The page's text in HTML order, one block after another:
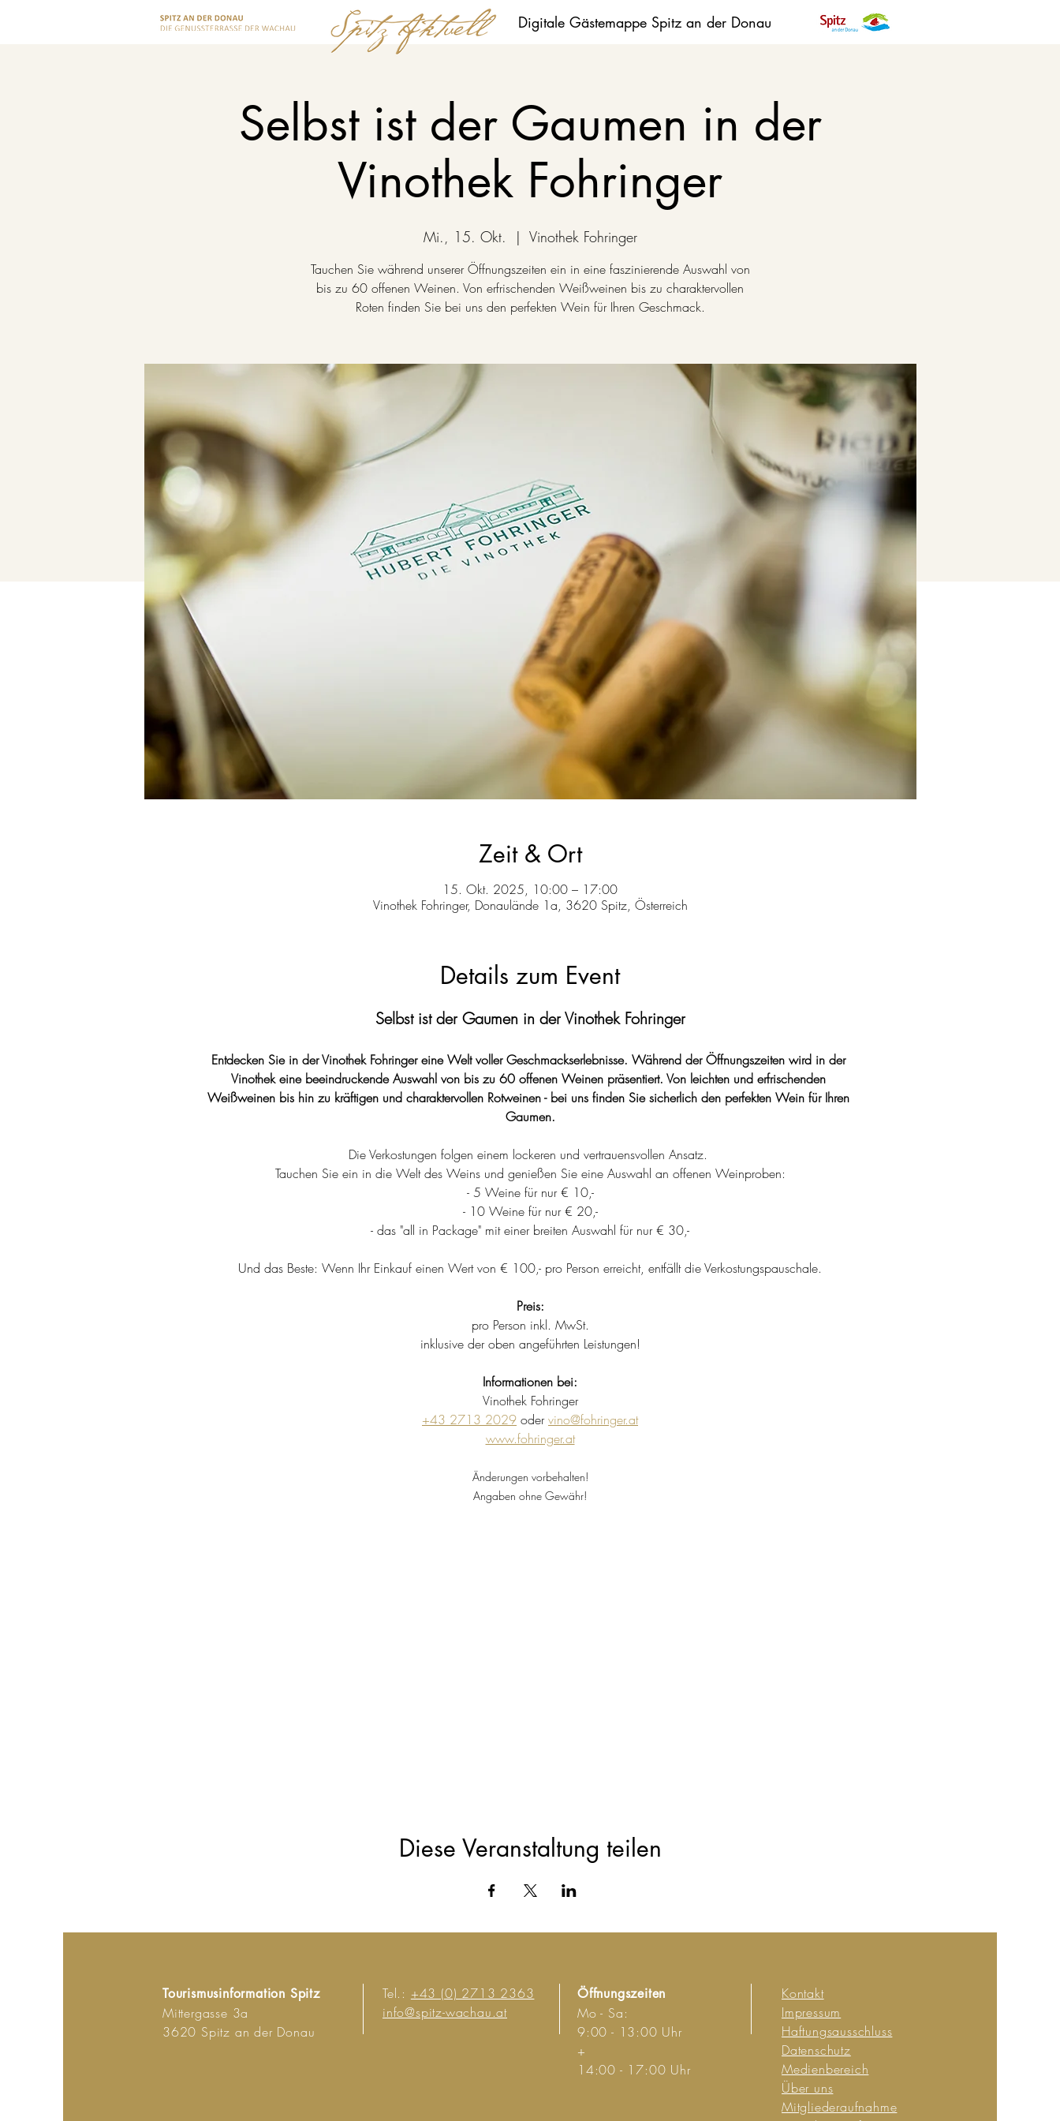
Digitale Gästemappe Spitz an der Donau
Selbst ist der Gaumen in der
Vinothek Fohringer
Mi., 15. Okt.
  |
Vinothek Fohringer
Tauchen Sie während unserer Öffnungszeiten ein in eine faszinierende Auswahl von
bis zu 60 offenen Weinen. Von erfrischenden Weißweinen bis zu charaktervollen
Roten finden Sie bei uns den perfekten Wein für Ihren Geschmack.
Zeit & Ort
15. Okt. 2025, 10:00 – 17:00
Vinothek Fohringer, Donaulände 1a, 3620 Spitz, Österreich
Details zum Event
Selbst ist der Gaumen in der Vinothek Fohringer
Entdecken Sie in der Vinothek Fohringer eine Welt voller Geschmackserlebnisse. Während der Öffnungszeiten wird in der
Vinothek eine beeindruckende Auswahl von bis zu 60 offenen Weinen präsentiert. Von leichten und erfrischenden
Weißweinen bis hin zu kräftigen und charaktervollen Rotweinen - bei uns finden Sie sicherlich den perfekten Wein für Ihren
Gaumen.
Die Verkostungen folgen einem lockeren und vertrauensvollen Ansatz.
Tauchen Sie ein in die Welt des Weins und genießen Sie eine Auswahl an offenen Weinproben:
- 5 Weine für nur € 10,-
- 10 Weine für nur € 20,-
- das "all in Package" mit einer breiten Auswahl für nur € 30,-
Und das Beste: Wenn Ihr Einkauf einen Wert von € 100,- pro Person erreicht, entfällt die Verkostungspauschale.
Preis:
pro Person inkl. MwSt.
inklusive der oben angeführten Leistungen!
Informationen bei:
Vinothek Fohringer
+43 2713 2029 oder vino@fohringer.at
www.fohringer.at
Änderungen vorbehalten!
Angaben ohne Gewähr!
Diese Veranstaltung teilen
Tourismusinformation Spitz
Mittergasse 3a
3620 Spitz an der Donau
Tel.: +43 (0) 2713 2363
info@spitz-wachau.at
Kontakt
Impressum
Haftungsausschluss
Datenschutz
Medienbereich
Über uns
Mitgliederaufnahme
Öffnungszeiten
Mo - Sa:
9:00 - 13:00 Uhr
+
14:00 - 17:00 Uhr